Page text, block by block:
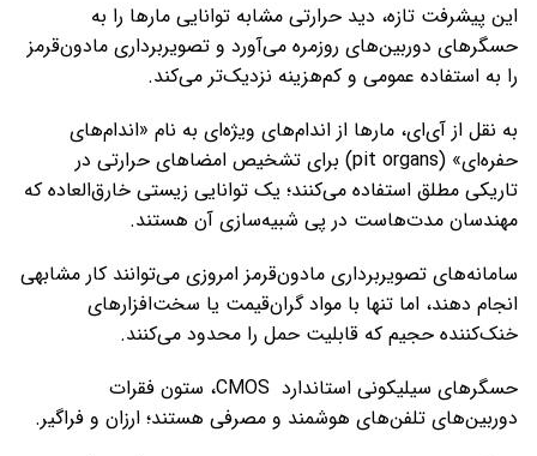
این پیشرفت تازه، دید حرارتی مشابه توانایی مارها را به
حسگرهای دوربین‌های روزمره می‌آورد و تصویربرداری مادون‌قرمز
را به استفاده عمومی و کم‌هزینه نزدیک‌تر می‌کند.
به نقل از آی‌ای، مارها از اندام‌های ویژه‌ای به نام «اندام‌های
حفره‌ای» (pit organs) برای تشخیص امضاهای حرارتی در
تاریکی مطلق استفاده می‌کنند؛ یک توانایی زیستی خارق‌العاده که
مهندسان مدت‌هاست در پی شبیه‌سازی آن هستند.
سامانه‌های تصویربرداری مادون‌قرمز امروزی می‌توانند کار مشابهی
انجام دهند، اما تنها با مواد گران‌قیمت یا سخت‌افزارهای
خنک‌کننده حجیم که قابلیت حمل را محدود می‌کنند.
حسگرهای سیلیکونی استاندارد CMOS، ستون فقرات
دوربین‌های تلفن‌های هوشمند و مصرفی هستند؛ ارزان و فراگیر.